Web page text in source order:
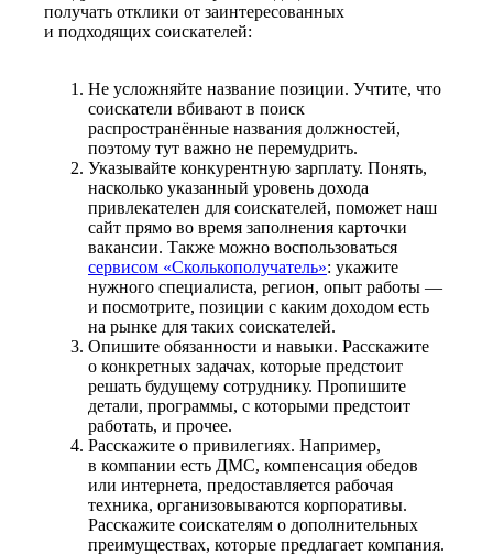
получать отклики от заинтересованных
и подходящих соискателей:
Не усложняйте название позиции. Учтите, что
соискатели вбивают в поиск
распространённые названия должностей,
поэтому тут важно не перемудрить.
Указывайте конкурентную зарплату. Понять,
насколько указанный уровень дохода
привлекателен для соискателей, поможет наш
сайт прямо во время заполнения карточки
вакансии. Также можно воспользоваться
сервисом «Сколькополучатель»: укажите
нужного специалиста, регион, опыт работы —
и посмотрите, позиции с каким доходом есть
на рынке для таких соискателей.
Опишите обязанности и навыки. Расскажите
о конкретных задачах, которые предстоит
решать будущему сотруднику. Пропишите
детали, программы, с которыми предстоит
работать, и прочее.
Расскажите о привилегиях. Например,
в компании есть ДМС, компенсация обедов
или интернета, предоставляется рабочая
техника, организовываются корпоративы.
Расскажите соискателям о дополнительных
преимуществах, которые предлагает компания.